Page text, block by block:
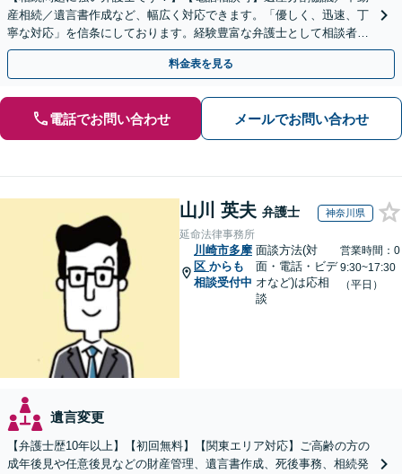
産相続／遺言書作成など、幅広く対応できます。「優しく、迅速、丁
寧な対応」を信条にしております。経験豊富な弁護士として相談者様
のため全力を尽くします。お気軽にご相談ください。
料金表を見る
電話でお問い合わせ メールでお問い合わせ
山川 英夫 弁護士 神奈川県
延命法律事務所
川崎市多摩
区 からも
相談受付中
面談方法(対
面・電話・ビデ
オなど)は応相
談
営業時間：0
9:30~17:30
（平日）
遺言変更
【弁護士歴10年以上】【初回無料】【関東エリア対応】ご高齢の方の
成年後見や任意後見などの財産管理、遺言書作成、死後事務、相続発